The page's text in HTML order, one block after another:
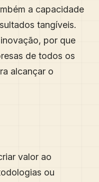
a capacidade
tangíveis.
por que
de todos os
alcançar o
valor ao
ou